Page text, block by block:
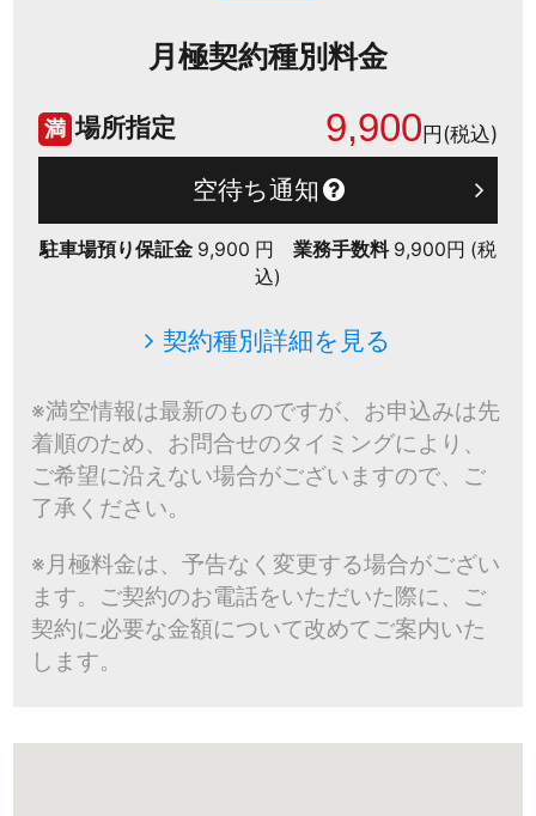
月極契約種別料金
満 場所指定 9,900円(税込)
空待ち通知
駐車場預り保証金 9,900 円 業務手数料 9,900円 (税
込)
契約種別詳細を見る
※満空情報は最新のものですが、お申込みは先
着順のため、お問合せのタイミングにより、
ご希望に沿えない場合がございますので、ご
了承ください。
※月極料金は、予告なく変更する場合がござい
ます。ご契約のお電話をいただいた際に、ご
契約に必要な金額について改めてご案内いた
します。